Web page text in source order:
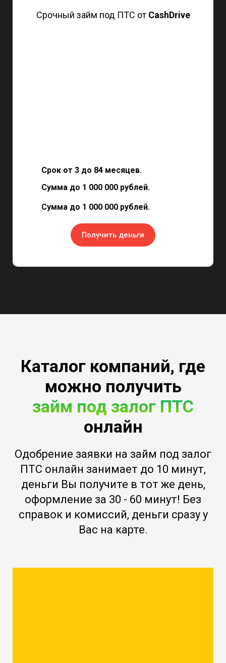
Срочный займ под ПТС от CashDrive
Срок от 3 до 84 месяцев.
Сумма до 1 000 000 рублей.
Сумма до 1 000 000 рублей.
Получить деньги
Каталог компаний, где
можно получить
займ под залог ПТС
онлайн
Одобрение заявки на займ под залог
ПТС онлайн занимает до 10 минут,
деньги Вы получите в тот же день,
оформление за 30 - 60 минут! Без
справок и комиссий, деньги сразу у
Вас на карте.